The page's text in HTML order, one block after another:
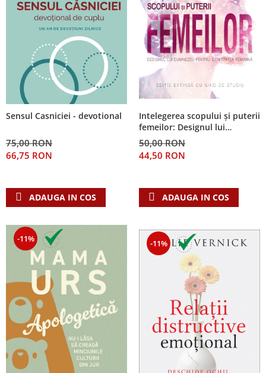
Sensul Casniciei - devotional
75,00 RON
66,75 RON
ADAUGA IN COS
Intelegerea scopului și puterii
femeilor: Designul lui
Dumnezeu pentru identitatea
feminină
50,00 RON
44,50 RON
ADAUGA IN COS
-11% -11%